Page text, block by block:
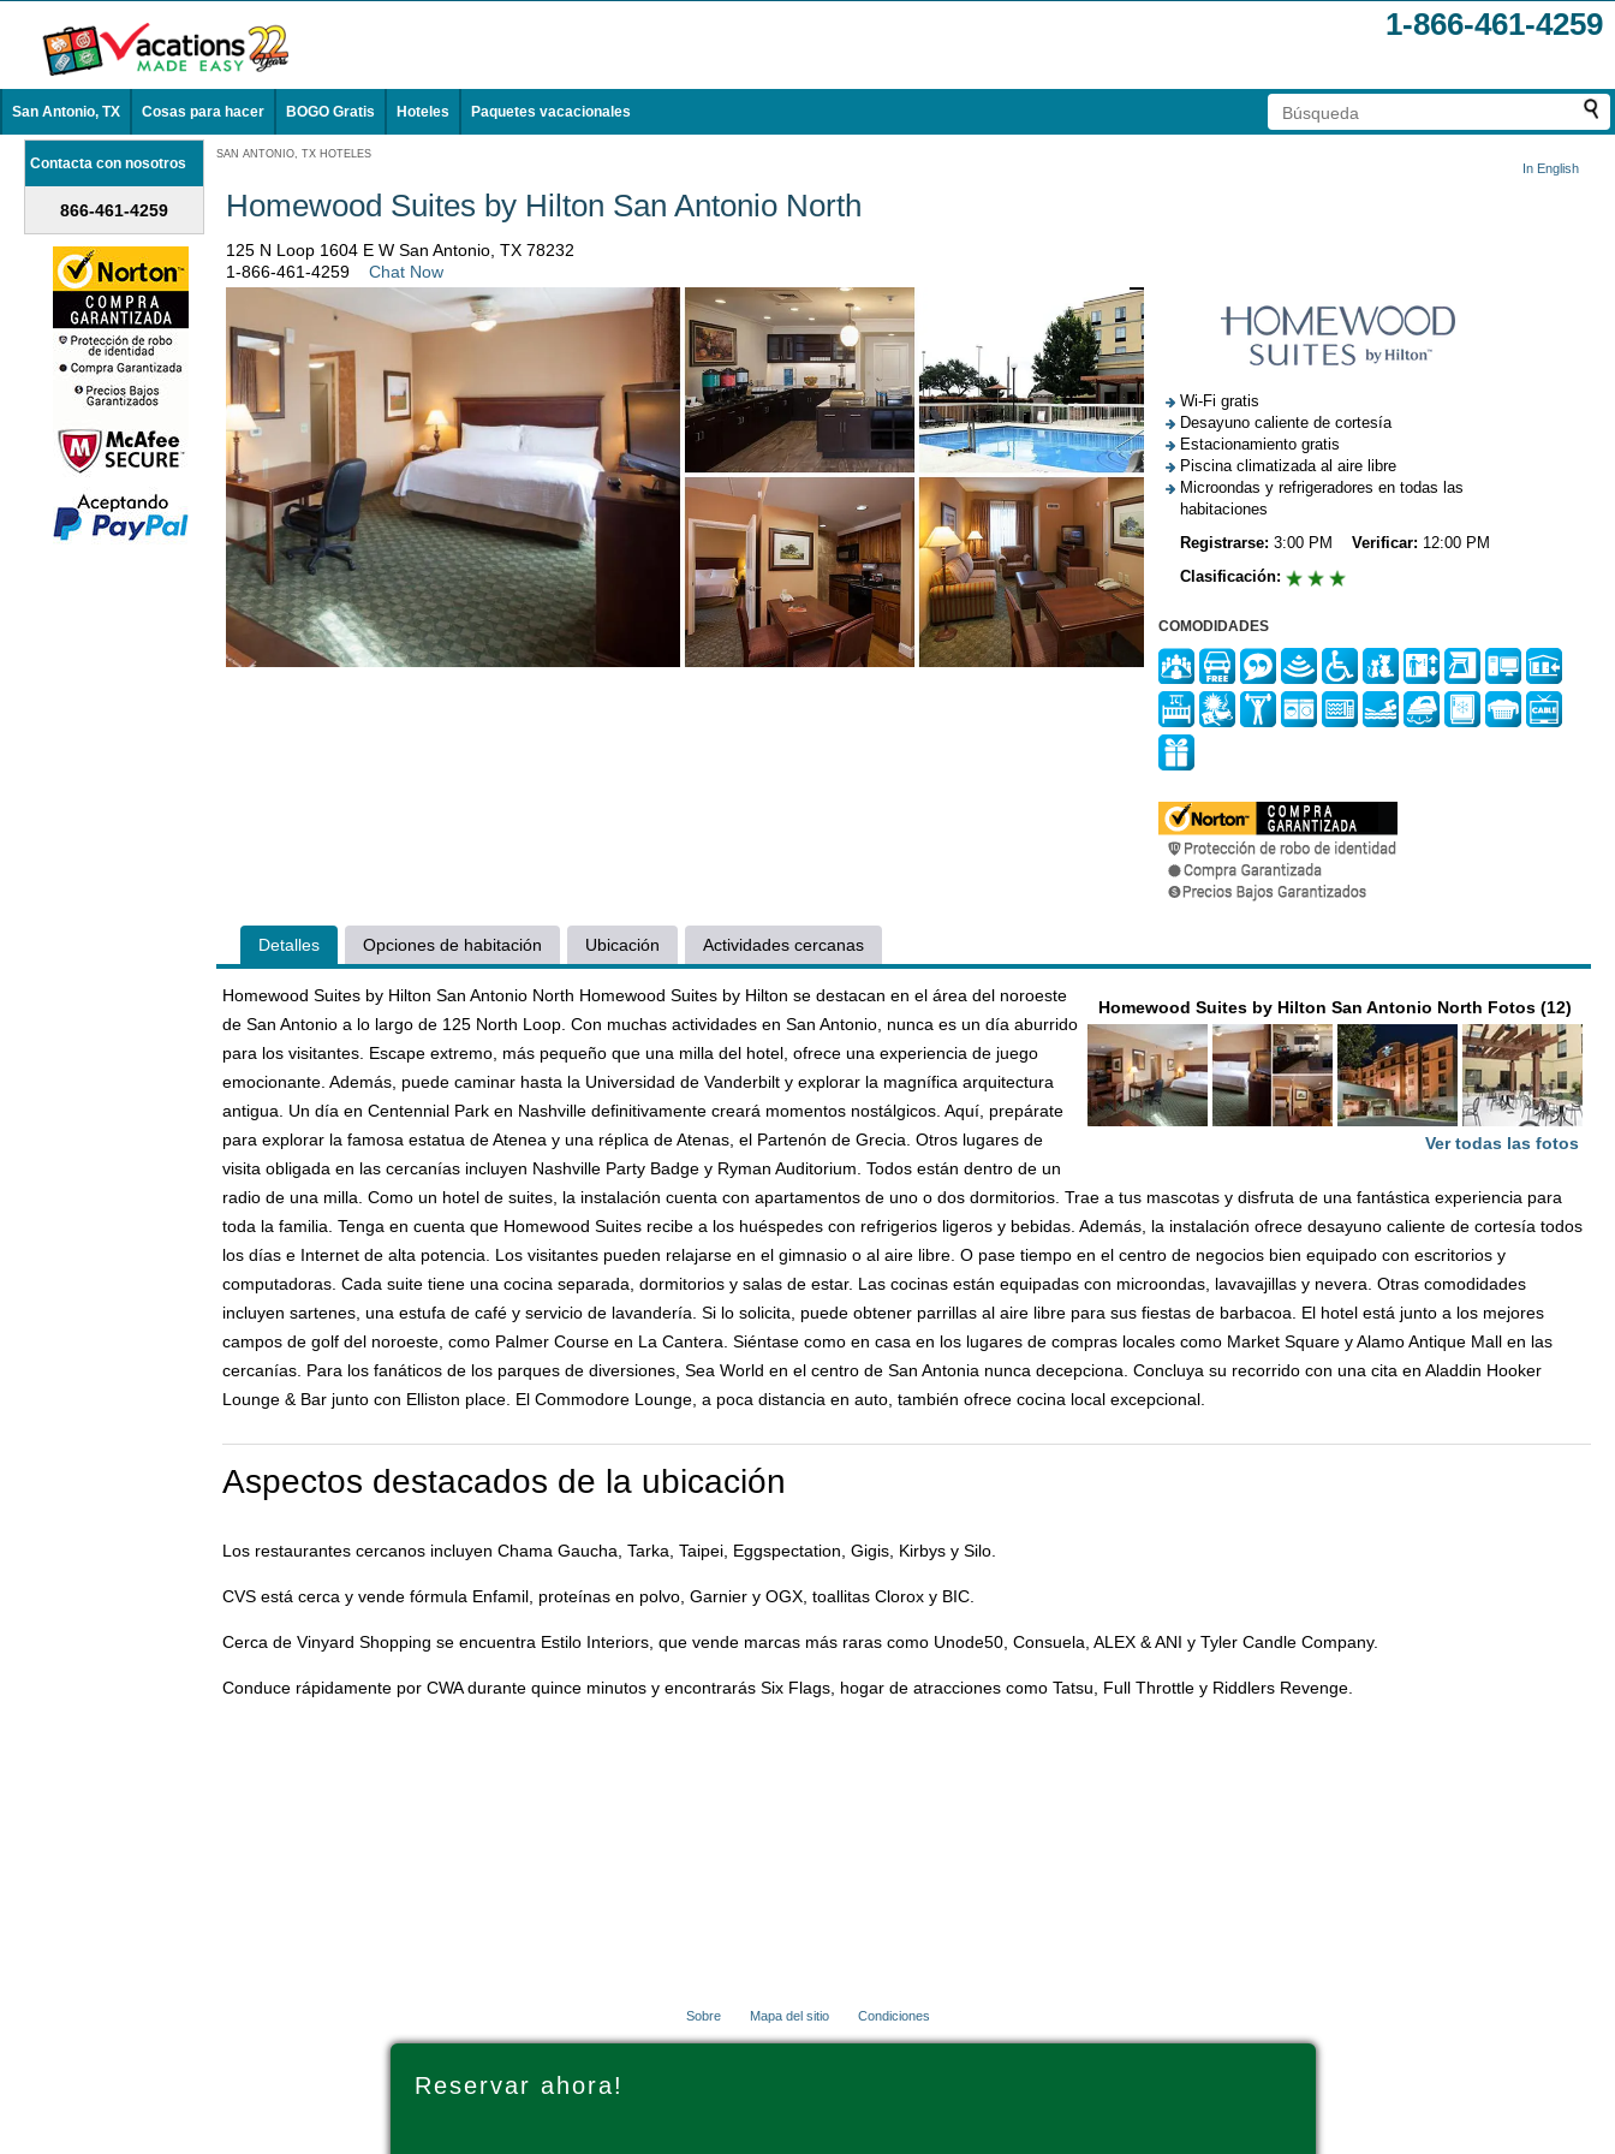
1-866-461-4259
San Antonio, TX Cosas para hacer BOGO Gratis Hoteles Paquetes vacacionales
Contacta con nosotros
866-461-4259
SAN ANTONIO, TX HOTELES
In English
Homewood Suites by Hilton San Antonio North
125 N Loop 1604 E W San Antonio, TX 78232
1-866-461-4259
Chat Now
Wi-Fi gratis
Desayuno caliente de cortesía
Estacionamiento gratis
Piscina climatizada al aire libre
Microondas y refrigeradores en todas las
habitaciones
Registrarse: 3:00 PM Verificar: 12:00 PM
Clasificación:
COMODIDADES
Detalles Opciones de habitación Ubicación Actividades cercanas
Homewood Suites by Hilton San Antonio North Fotos (12)
Ver todas las fotos
Homewood Suites by Hilton San Antonio North Homewood Suites by Hilton se destacan en el área del noroeste
de San Antonio a lo largo de 125 North Loop. Con muchas actividades en San Antonio, nunca es un día aburrido
para los visitantes. Escape extremo, más pequeño que una milla del hotel, ofrece una experiencia de juego
emocionante. Además, puede caminar hasta la Universidad de Vanderbilt y explorar la magnífica arquitectura
antigua. Un día en Centennial Park en Nashville definitivamente creará momentos nostálgicos. Aquí, prepárate
para explorar la famosa estatua de Atenea y una réplica de Atenas, el Partenón de Grecia. Otros lugares de
visita obligada en las cercanías incluyen Nashville Party Badge y Ryman Auditorium. Todos están dentro de un
radio de una milla. Como un hotel de suites, la instalación cuenta con apartamentos de uno o dos dormitorios. Trae a tus mascotas y disfruta de una fantástica experiencia para
toda la familia. Tenga en cuenta que Homewood Suites recibe a los huéspedes con refrigerios ligeros y bebidas. Además, la instalación ofrece desayuno caliente de cortesía todos
los días e Internet de alta potencia. Los visitantes pueden relajarse en el gimnasio o al aire libre. O pase tiempo en el centro de negocios bien equipado con escritorios y
computadoras. Cada suite tiene una cocina separada, dormitorios y salas de estar. Las cocinas están equipadas con microondas, lavavajillas y nevera. Otras comodidades
incluyen sartenes, una estufa de café y servicio de lavandería. Si lo solicita, puede obtener parrillas al aire libre para sus fiestas de barbacoa. El hotel está junto a los mejores
campos de golf del noroeste, como Palmer Course en La Cantera. Siéntase como en casa en los lugares de compras locales como Market Square y Alamo Antique Mall en las
cercanías. Para los fanáticos de los parques de diversiones, Sea World en el centro de San Antonia nunca decepciona. Concluya su recorrido con una cita en Aladdin Hooker
Lounge & Bar junto con Elliston place. El Commodore Lounge, a poca distancia en auto, también ofrece cocina local excepcional.
Aspectos destacados de la ubicación
Los restaurantes cercanos incluyen Chama Gaucha, Tarka, Taipei, Eggspectation, Gigis, Kirbys y Silo.
CVS está cerca y vende fórmula Enfamil, proteínas en polvo, Garnier y OGX, toallitas Clorox y BIC.
Cerca de Vinyard Shopping se encuentra Estilo Interiors, que vende marcas más raras como Unode50, Consuela, ALEX & ANI y Tyler Candle Company.
Conduce rápidamente por CWA durante quince minutos y encontrarás Six Flags, hogar de atracciones como Tatsu, Full Throttle y Riddlers Revenge.
Reservar ahora!
Sobre Mapa del sitio Condiciones